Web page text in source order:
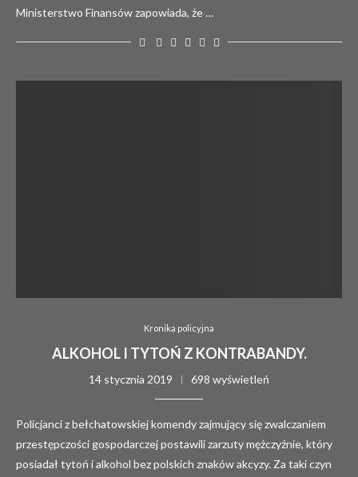
Ministerstwo Finansów zapowiada, że …
Kronika policyjna
ALKOHOL I TYTOŃ Z KONTRABANDY.
14 stycznia 2019 698 wyświetleń
Policjanci z bełchatowskiej komendy zajmujący się zwalczaniem
przestępczości gospodarczej postawili zarzuty mężczyźnie, który
posiadał tytoń i alkohol bez polskich znaków akcyzy. Za taki czyn